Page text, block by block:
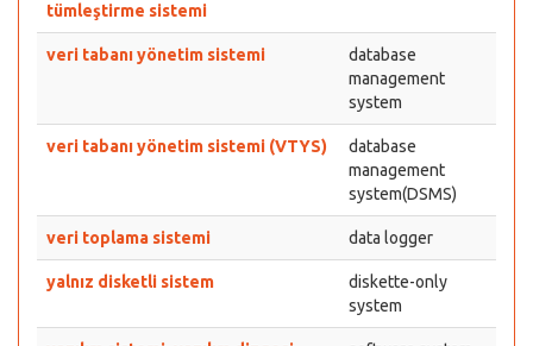
tümleştirme sistemi
veri tabanı yönetim sistemi
database
management
system
veri tabanı yönetim sistemi (VTYS)
database
management
system(DSMS)
veri toplama sistemi data logger
yalnız disketli sistem
diskette-only
system